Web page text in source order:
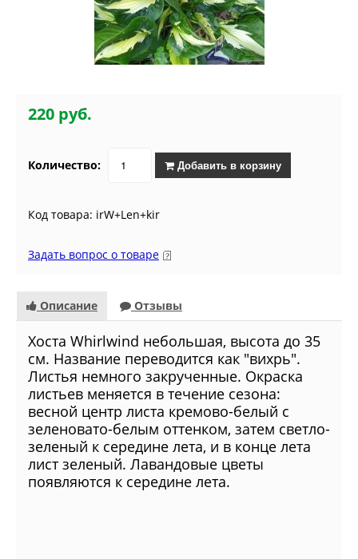
220 руб.
Количество: Добавить в корзину
Код товара: irW+Len+kir
Задать вопрос о товаре
Описание Отзывы
Хоста Whirlwind небольшая, высота до 35
см. Название переводится как "вихрь".
Листья немного закрученные. Окраска
листьев меняется в течение сезона:
весной центр листа кремово-белый с
зеленовато-белым оттенком, затем светло-
зеленый к середине лета, и в конце лета
лист зеленый. Лавандовые цветы
появляются к середине лета.